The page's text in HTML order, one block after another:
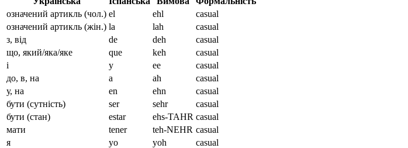
означений артикль (чол.) el ehl
casual
означений артикль (жін.) la lah
casual
з, від
de deh
casual
що, який/яка/яке
que keh
casual
і
y ee
casual
до, в, на
a ah
casual
у, на
en ehn
casual
бути (сутність)
ser sehr
casual
бути (стан)
estar ehs-TAHR casual
мати
tener teh-NEHR casual
я
yo yoh
casual